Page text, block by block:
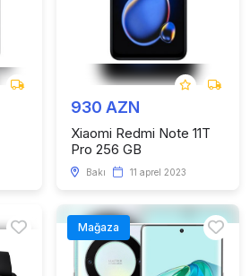
930 AZN
Xiaomi Redmi Note 11T
Pro 256 GB
Bakı 11 aprel 2023
Mağaza